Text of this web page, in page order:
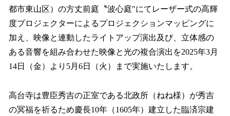
都市東山区）の方丈前庭〝波心庭″にてレーザー式の高輝
度プロジェクターによるプロジェクションマッピングに
加え、映像と連動したライトアップ演出及び、立体感の
ある音響を組み合わせた映像と光の複合演出を2025年3月
14日（金）より5月6日（火）まで実施いたします。
高台寺は豊臣秀吉の正室である北政所（ねね様）が秀吉
の冥福を祈るため慶長10年（1605年）建立した臨済宗建